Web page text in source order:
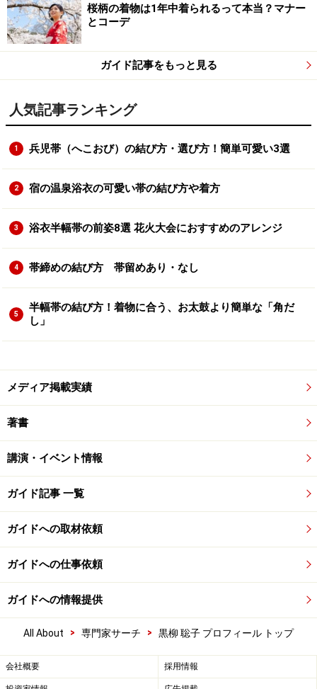
桜柄の着物は1年中着られるって本当？マナー
とコーデ
ガイド記事をもっと見る
人気記事ランキング
1 兵児帯（へこおび）の結び方・選び方！簡単可愛い3選
2 宿の温泉浴衣の可愛い帯の結び方や着方
3 浴衣半幅帯の前姿8選 花火大会におすすめのアレンジ
4 帯締めの結び方 帯留めあり・なし
5
半幅帯の結び方！着物に合う、お太鼓より簡単な「角だ
し」
メディア掲載実績
著書
講演・イベント情報
ガイド記事 一覧
ガイドへの取材依頼
ガイドへの仕事依頼
ガイドへの情報提供
All About > 専門家サーチ > 黒柳 聡子 プロフィール トップ
会社概要 採用情報